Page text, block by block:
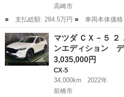
高崎市
■ 支払総額: 284.5万円 ■ 車両本体価格： 2,729,000 円 ■ メーカ
ー名： マツダ ■ 車種名： ＣＸ－
ロアクティブ マツダコネクトナビ Ｅ
ー 前後...
群馬 高崎市 CX-5
マツダ ＣＸ－５
ンエディション
3,035,000円
CX-5
34,000km
2022年
前橋市